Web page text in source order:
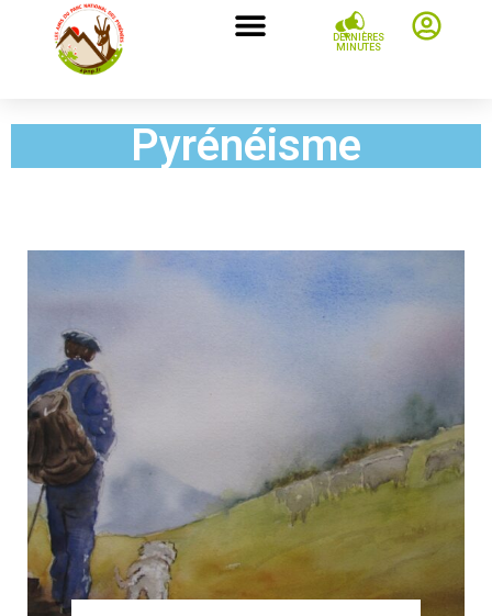
DERNIÈRES
MINUTES
Pyrénéisme